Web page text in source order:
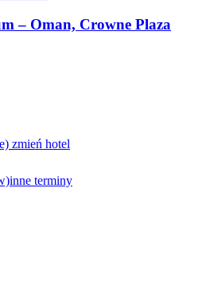
– Oman, Crowne Plaza
zmień hotel
inne terminy